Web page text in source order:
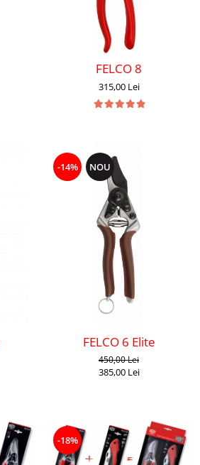
FELCO 8
315,00 Lei
-14% NOU
FELCO 6 Elite
450,00 Lei
385,00 Lei
-18%